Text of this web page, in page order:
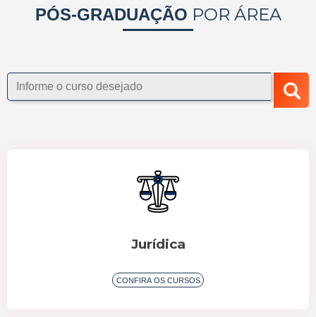
PÓS-GRADUAÇÃO POR ÁREA
Informe
o
Jurídica